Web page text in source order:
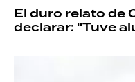
El duro relato de
declarar: "Tuve